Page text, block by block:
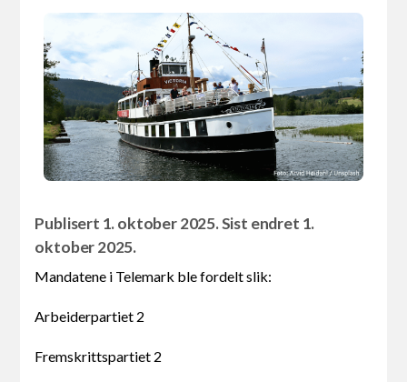
Publisert 1. oktober 2025. Sist endret 1.
oktober 2025.
Mandatene i Telemark ble fordelt slik:
Arbeiderpartiet 2
Fremskrittspartiet 2